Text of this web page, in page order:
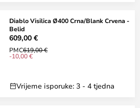
Diablo Visilica Ø400 Crna/Blank Crvena -
Belid
609,00 €
PMC619,00 €
-10,00 €
Vrijeme isporuke: 3 - 4 tjedna